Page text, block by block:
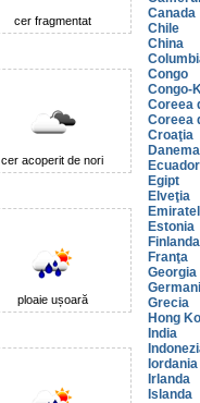
cer fragmentat
cer acoperit de nori
ploaie ușoară
Canada
Chile
China
Congo
Congo-
Coreea
Coreea
Croaţia
Ecuador
Egipt
Elveţia
Estonia
Finlanda
Franţa
Georgia
Grecia
Hong
India
Iordania
Irlanda
Islanda